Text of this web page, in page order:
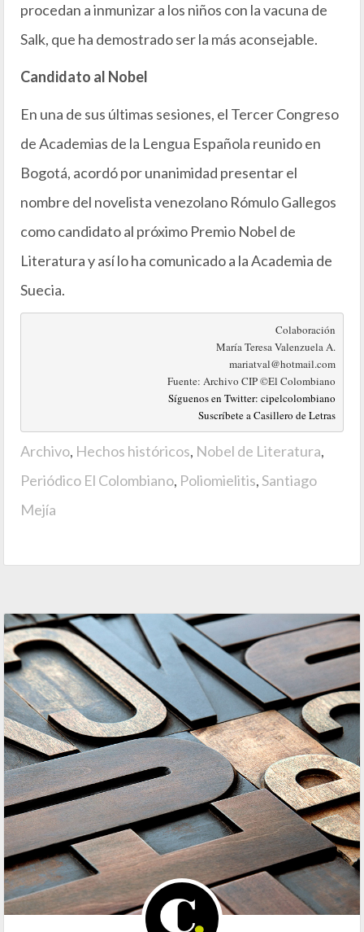
procedan a inmunizar a los niños con la vacuna de
Salk, que ha demostrado ser la más aconsejable.
Candidato al Nobel
En una de sus últimas sesiones, el Tercer Congreso
de Academias de la Lengua Española reunido en
Bogotá, acordó por unanimidad presentar el
nombre del novelista venezolano Rómulo Gallegos
como candidato al próximo Premio Nobel de
Literatura y así lo ha comunicado a la Academia de
Suecia.
Colaboración
mariatval@hotmail.com
Fuente: Archivo CIP ©El Colombiano
Síguenos en Twitter: cipelcolombiano
Suscríbete a Casillero de Letras
Archivo, Hechos históricos, Nobel de Literatura,
Periódico El Colombiano, Poliomielitis,Santiago
Mejía